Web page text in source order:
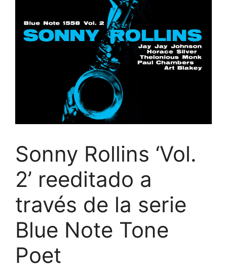
Sonny Rollins ‘Vol.
2’ reeditado a
través de la serie
Blue Note Tone
Poet